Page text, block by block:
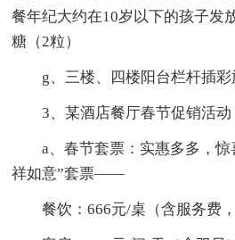
餐年纪大约在10岁以下的孩子发
糖（2粒）
g、三楼、四楼阳台栏杆插彩
3、某酒店餐厅春节促销活动
a、春节套票：实惠多多，
祥如意”套票——
餐饮：666元/桌（含服务费